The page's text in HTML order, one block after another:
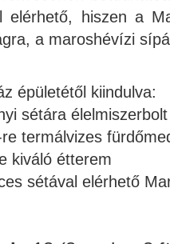
elérhető, hiszen a
a maroshévízi
épületétől kiindulva:
sétára élelmiszerbolt
termálvizes
kiváló étterem
sétával elérhető